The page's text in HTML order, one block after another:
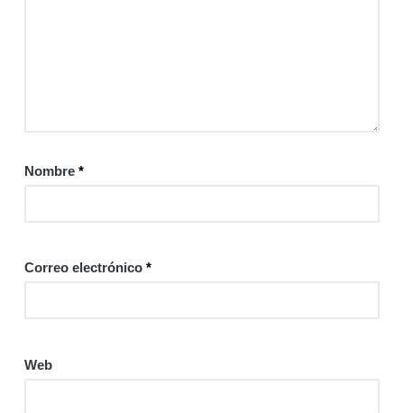
Nombre *
Correo electrónico *
Web